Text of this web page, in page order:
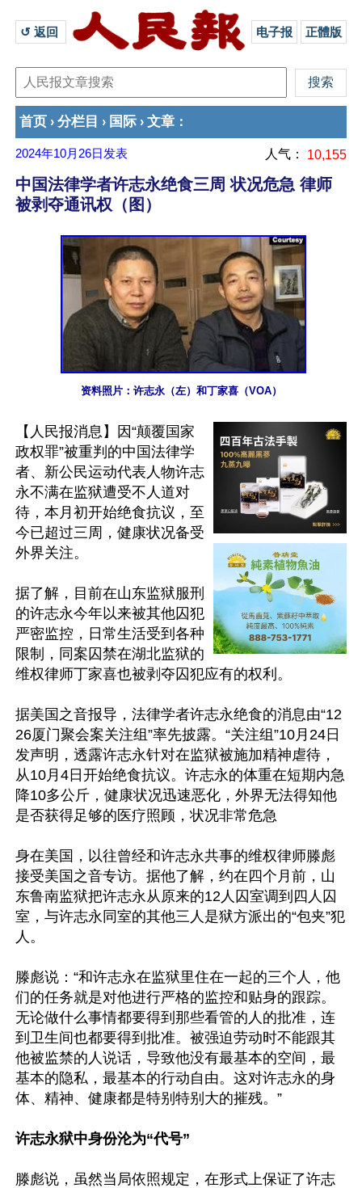
↺ 返回 电子报 正體版
首页 › 分栏目 › 国际 › 文章 ：
2024年10月26日 发表 人气： 10,155
中国法律学者许志永绝食三周 状况危急 律师
被剥夺通讯权（图）
资料照片：许志永（左）和丁家喜（VOA）
【人民报消息】因“颠覆国家
政权罪”被重判的中国法律学
者、新公民运动代表人物许志
永不满在监狱遭受不人道对
待，本月初开始绝食抗议，至
今已超过三周，健康状况备受
外界关注。
据了解，目前在山东监狱服刑
的许志永今年以来被其他囚犯
严密监控，日常生活受到各种
限制，同案囚禁在湖北监狱的
维权律师丁家喜也被剥夺囚犯应有的权利。
据美国之音报导，法律学者许志永绝食的消息由“12
26厦门聚会案关注组”率先披露。“关注组”10月24日
发声明，透露许志永针对在监狱被施加精神虐待，
从10月4日开始绝食抗议。许志永的体重在短期内急
降10多公斤，健康状况迅速恶化，外界无法得知他
是否获得足够的医疗照顾，状况非常危急
身在美国，以往曾经和许志永共事的维权律师滕彪
接受美国之音专访。据他了解，约在四个月前，山
东鲁南监狱把许志永从原来的12人囚室调到四人囚
室，与许志永同室的其他三人是狱方派出的“包夹”犯
人。
滕彪说：“和许志永在监狱里住在一起的三个人，他
们的任务就是对他进行严格的监控和贴身的跟踪。
无论做什么事情都要得到那些看管的人的批准，连
到卫生间也都要得到批准。被强迫劳动时不能跟其
他被监禁的人说话，导致他没有最基本的空间，最
基本的隐私，最基本的行动自由。这对许志永的身
体、精神、健康都是特别特别大的摧残。”
许志永狱中身份沦为“代号”
滕彪说，虽然当局依照规定，在形式上保证了许志